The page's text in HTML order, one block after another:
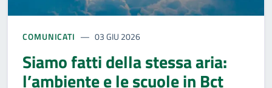
COMUNICATI 03 GIU 2026
Siamo fatti della stessa aria:
l’ambiente e le scuole in Bct